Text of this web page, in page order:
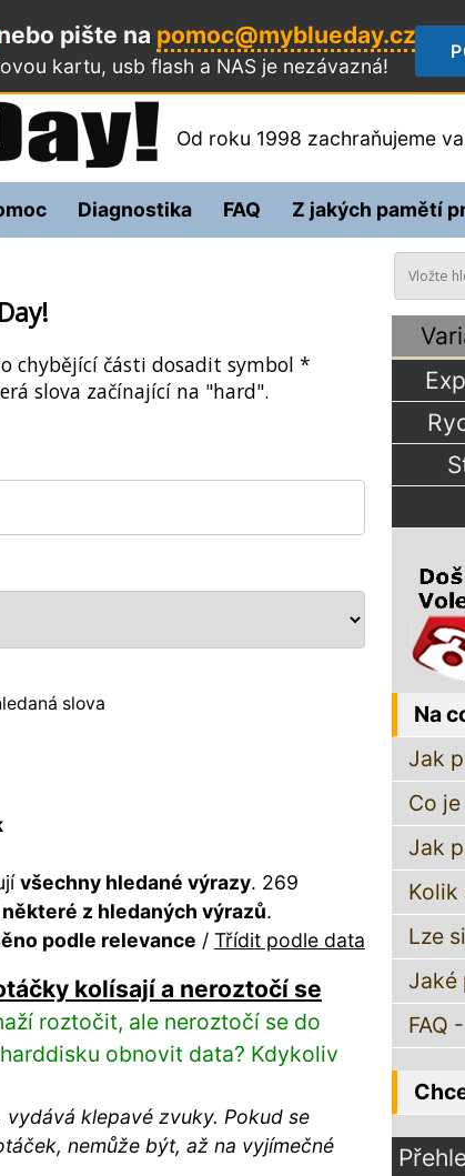
pište na pomoc@myblueday.cz
kartu, usb flash a NAS je nezávazná!
Od roku 1998 zachraňujeme
Diagnostika FAQ Z jakých pamětí
chybějící části dosadit symbol *
slova začínající na "hard".
slova
všechny hledané výrazy. 269
některé z hledaných výrazů.
podle relevance / Třídit podle data
kolísají a neroztočí se
roztočit, ale neroztočí se do
obnovit data? Kdykoliv
klepavé zvuky. Pokud se
nemůže být, až na vyjímečné
Na
Jak
Co
Jak
Kolik
Lze
Jaké
FAQ